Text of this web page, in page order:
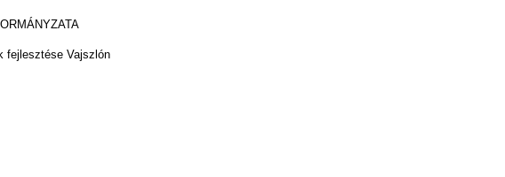
fejlesztése Vajszlón